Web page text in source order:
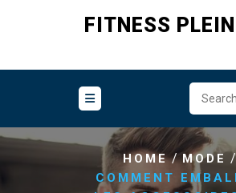
FITNESS
HOME/MODE /
COMMENT